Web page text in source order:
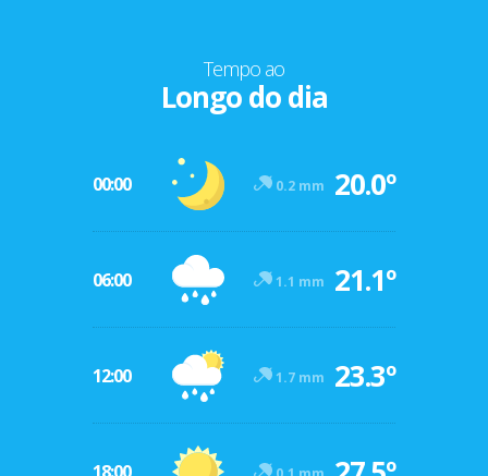
Tempo ao
Longo do dia
00:00 0.2 mm 20.0º
06:00 1.1 mm 21.1º
12:00 1.7 mm 23.3º